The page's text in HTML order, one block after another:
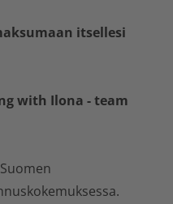
itsellesi
with Ilona - team